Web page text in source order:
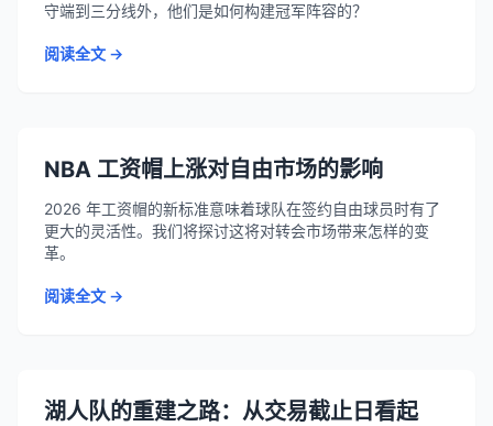
守端到三分线外，他们是如何构建冠军阵容的？
阅读全文 →
NBA 工资帽上涨对自由市场的影响
2026 年工资帽的新标准意味着球队在签约自由球员时有了
更大的灵活性。我们将探讨这将对转会市场带来怎样的变
革。
阅读全文 →
湖人队的重建之路：从交易截止日看起